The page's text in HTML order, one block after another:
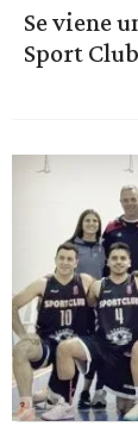
Se viene
Sport Club